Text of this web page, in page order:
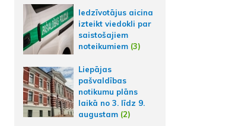
Iedzīvotājus aicina
izteikt viedokli par
saistošajiem
noteikumiem (3)
Liepājas
pašvaldības
notikumu plāns
laikā no 3. līdz 9.
augustam (2)